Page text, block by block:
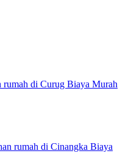
rumah di Curug Biaya Murah
rumah di Cinangka Biaya